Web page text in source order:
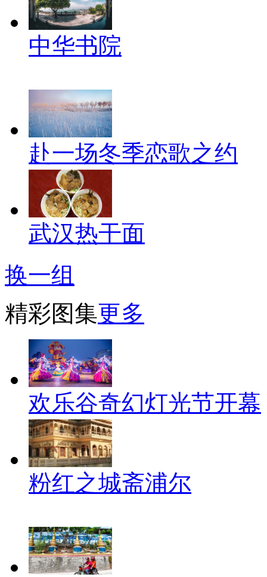
中华书院
赴一场冬季恋歌之约
武汉热干面
换一组
精彩图集更多
欢乐谷奇幻灯光节开幕
粉红之城斋浦尔